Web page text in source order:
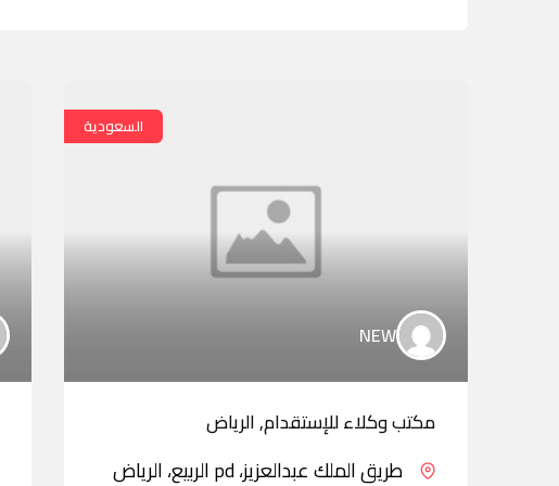
السعودية
NEW
مكتب وكلاء للإستقدام, الرياض
طريق الملك عبدالعزيز، pd الربيع، الرياض